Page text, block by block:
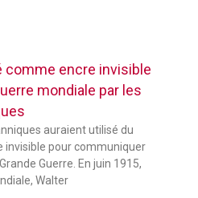
comme encre invisible
mondiale par les
auraient utilisé du
invisible pour communiquer
Guerre. En juin 1915,
Walter